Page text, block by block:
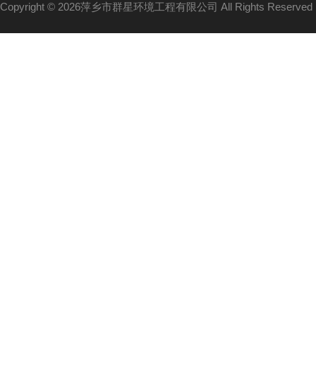
Copyright © 2026萍乡市群星环境工程有限公司 All Rights